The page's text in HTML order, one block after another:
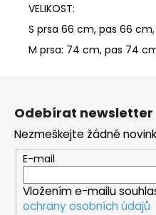
VELIKOST:
S prsa 66 cm, pas 66
M prsa: 74 cm, pas 74
Z
Odebírat newsletter
Nezmeškejte žádné
E-mail
Vložením e-mailu
ochrany osobních údajů